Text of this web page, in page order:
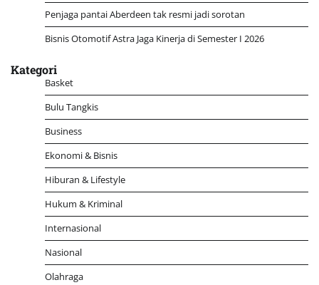
Penjaga pantai Aberdeen tak resmi jadi sorotan
Bisnis Otomotif Astra Jaga Kinerja di Semester I 2026
Kategori
Basket
Bulu Tangkis
Business
Ekonomi & Bisnis
Hiburan & Lifestyle
Hukum & Kriminal
Internasional
Nasional
Olahraga